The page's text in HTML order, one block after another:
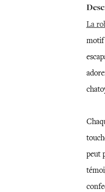
La
motif
peut